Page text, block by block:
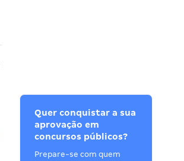
Quer conquistar a sua
aprovação em
concursos públicos?
Prepare-se com quem